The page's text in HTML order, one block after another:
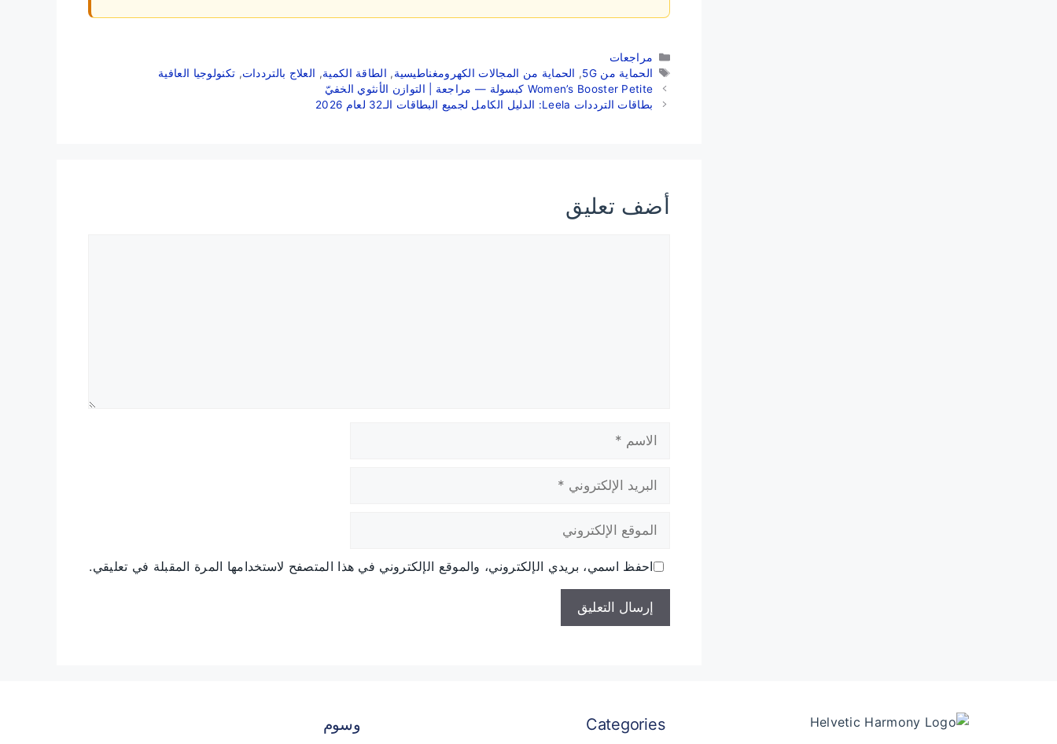
التصنيفات
مراجعات
الوسوم
الحماية من 5G , الحماية من المجالات الكهرومغناطيسية, الطاقة الكمية, العلاج بالترددات, تكنولوجيا العافية
Women’s Booster Petite كبسولة — مراجعة | التوازن الأنثوي الخفيّ
بطاقات الترددات Leela: الدليل الكامل لجميع البطاقات الـ32 لعام 2026
أضف تعليق
الإلكتروني
الإلكتروني
احفظ اسمي، بريدي الإلكتروني، والموقع الإلكتروني في هذا المتصفح لاستخدامها المرة المقبلة في تعليقي.
Categories وسوم